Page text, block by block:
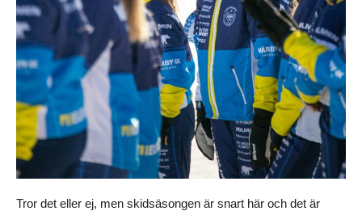
Tror det eller ej, men skidsäsongen är snart här och det är